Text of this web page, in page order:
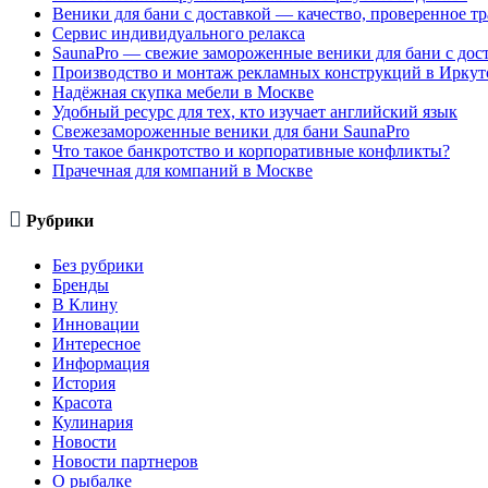
Веники для бани с доставкой — качество, проверенное
Сервис индивидуального релакса
SaunaPro — свежие замороженные веники для бани с
Производство и монтаж рекламных конструкций в
Надёжная скупка мебели в Москве
Удобный ресурс для тех, кто изучает английский язык
Свежезамороженные веники для бани SaunaPro
Что такое банкротство и корпоративные конфликты?
Прачечная для компаний в Москве
 Рубрики
Без рубрики
Бренды
В Клину
Инновации
Интересное
Информация
История
Красота
Кулинария
Новости
Новости партнеров
О рыбалке